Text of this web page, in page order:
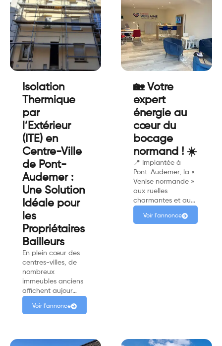
Isolation
Thermique
par
l’Extérieur
(ITE) en
Centre-Ville
de Pont-
Audemer :
Une Solution
Idéale pour
les
Propriétaires
Bailleurs
En plein cœur des
centres-villes, de
nombreux
immeubles anciens
affichent aujour…
Voir l'annonce
🏡 Votre
expert
énergie au
cœur du
bocage
normand ! ☀️
📍 Implantée à
Pont-Audemer, la «
Venise normande »
aux ruelles
charmantes et au…
Voir l'annonce